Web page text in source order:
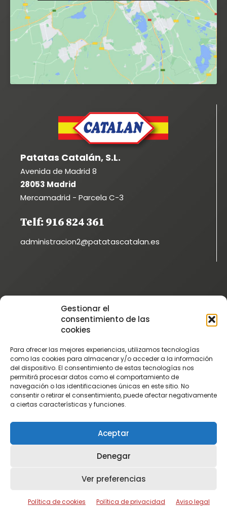
Gestionar el
consentimiento de las
cookies
Para ofrecer las mejores experiencias, utilizamos tecnologías
como las cookies para almacenar y/o acceder a la información
del dispositivo. El consentimiento de estas tecnologías nos
permitirá procesar datos como el comportamiento de
navegación o las identificaciones únicas en este sitio. No
consentir o retirar el consentimiento, puede afectar negativamente
a ciertas características y funciones.
Aceptar
Denegar
Ver preferencias
Política de cookies Política de privacidad Aviso legal
Patatas Catalán, S.L.
Avenida de Madrid 8
28053 Madrid
Mercamadrid - Parcela C-3
Telf: 916 824 361
administracion2@patatascatalan.es
Instagram
@patatascatalan
Facebook
Vimeo
Patatascatalan
Youtube
PatatasCatalan
Diseño web:ReaccionEstudio